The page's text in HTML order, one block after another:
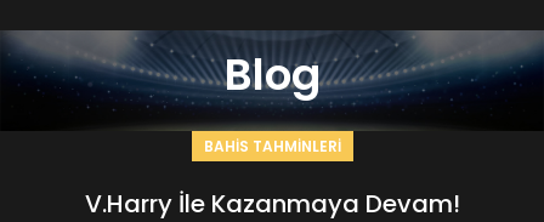
Blog
BAHIS TAHMINLERI
V.Harry İle Kazanmaya Devam!